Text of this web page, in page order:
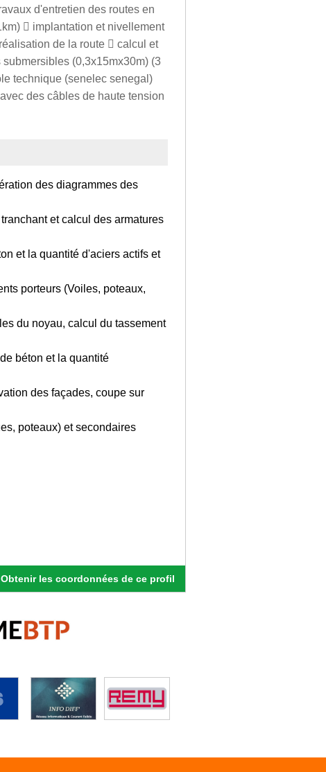
d'entretien des routes en
 implantation et nivellement
de la route  calcul et
(0,3x15mx30m) (3
technique (senelec senegal)
des câbles de haute tension
des diagrammes des
et calcul des armatures
et la quantité d'aciers actifs et
porteurs (Voiles, poteaux,
du noyau, calcul du tassement
béton et la quantité
des façades, coupe sur
poteaux) et secondaires
Obtenir les coordonnées de ce profil